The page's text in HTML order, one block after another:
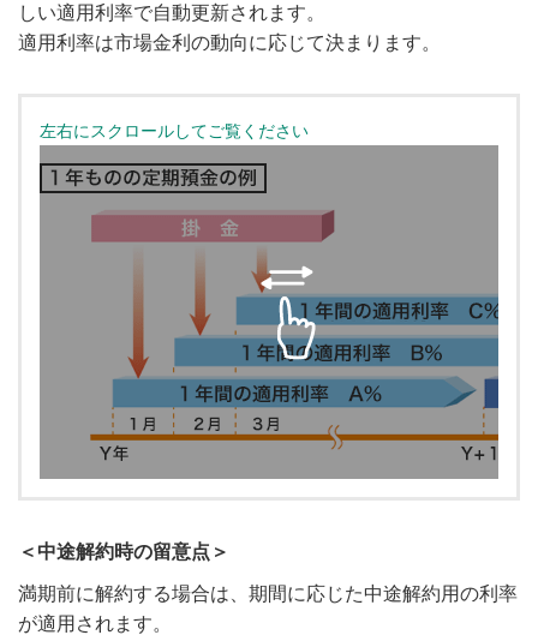
しい適用利率で自動更新されます。
適用利率は市場金利の動向に応じて決まります。
＜中途解約時の留意点＞
満期前に解約する場合は、期間に応じた中途解約用の利率
が適用されます。